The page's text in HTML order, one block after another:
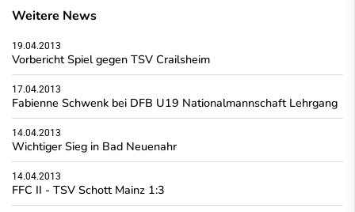
Weitere News
19.04.2013
Vorbericht Spiel gegen TSV Crailsheim
17.04.2013
Fabienne Schwenk bei DFB U19 Nationalmannschaft Lehrgang
14.04.2013
Wichtiger Sieg in Bad Neuenahr
14.04.2013
FFC II - TSV Schott Mainz 1:3